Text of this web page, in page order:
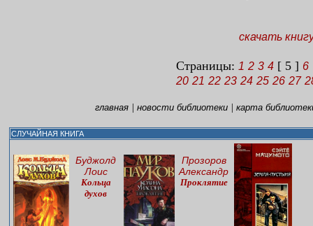
скачать
Страницы: 1 2 3 4 [ 5 ] 6
20 21 22 23 24 25 26 27
главная| новости библиотеки| карта
СЛУЧАЙНАЯ КНИГА
Буджолд
Лоис
Кольца
духов
Прозоров
Александр
Проклятие